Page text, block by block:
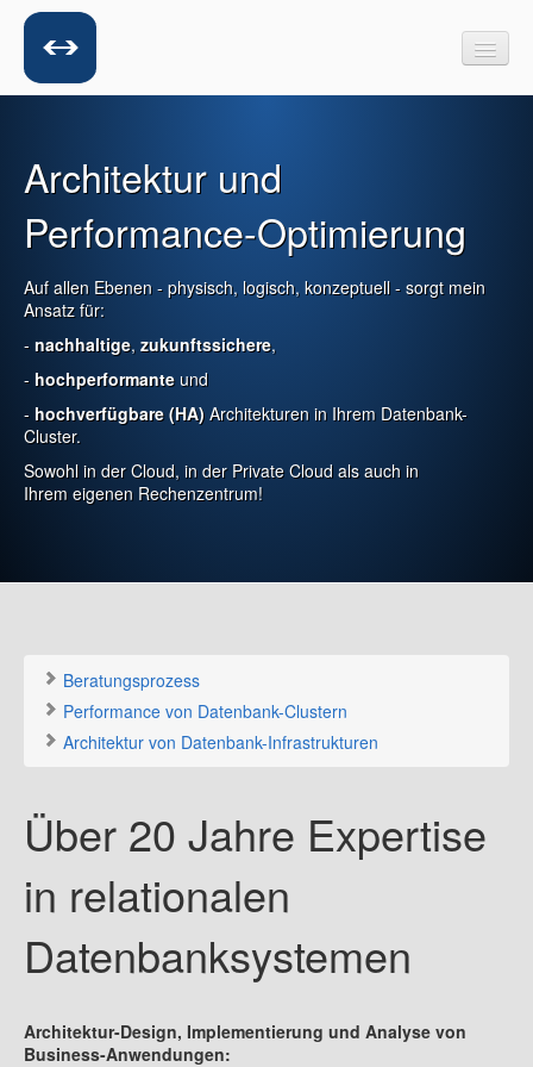
IT-Transformationsprojekte
Datenbank-Expertise
Kontakt
Datenschutz
English version
Architektur und
Performance-Optimierung
Auf allen Ebenen - physisch, logisch, konzeptuell - sorgt mein
Ansatz für:
- nachhaltige, zukunftssichere,
- hochperformanteund
- hochverfügbare (HA) Architekturen in Ihrem Datenbank-
Cluster.
Sowohl in der Cloud, in der Private Cloud als auch in
Ihrem eigenen Rechenzentrum!
Beratungsprozess
Performance von Datenbank-Clustern
Architektur von Datenbank-Infrastrukturen
Über 20 Jahre Expertise
in relationalen
Datenbanksystemen
Architektur-Design, Implementierung und Analyse von
Business-Anwendungen: